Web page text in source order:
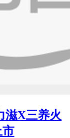
滋X三养火
市